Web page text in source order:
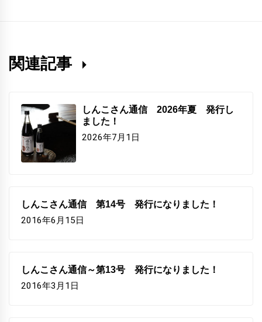
関連記事
しんこさん通信 2026年夏 発行し
ました！
2026年7月1日
しんこさん通信 第14号 発行になりました！
2016年6月15日
しんこさん通信～第13号 発行になりました！
2016年3月1日